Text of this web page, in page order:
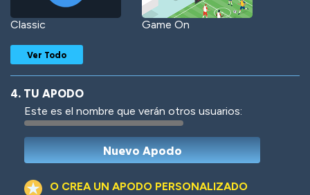
Classic Game On
Woof Jungle Cats
Ver Todo
4. TU APODO
Este es el nombre que verán otros usuarios:
O CREA UN APODO PERSONALIZADO